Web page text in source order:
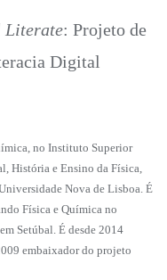
: Projeto de
Digital
no Instituto Superior
História e Ensino da Física,
Nova de Lisboa. É
Física e Química no
Setúbal. É desde 2014
embaixador do projeto